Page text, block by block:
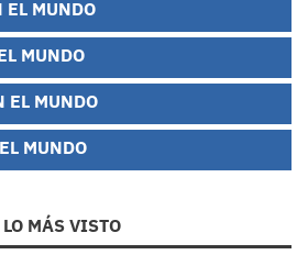
EL MUNDO
MUNDO
EL MUNDO
MUNDO
LO MÁS VISTO